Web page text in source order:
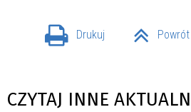
Drukuj Powrót
CZYTAJ INNE